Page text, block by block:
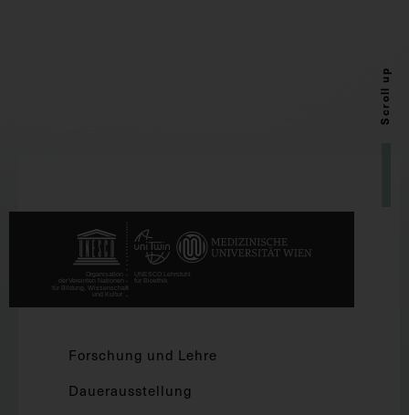
Scroll up
Forschung und Lehre
Dauerausstellung